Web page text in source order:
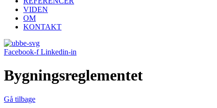
VIDEN
OM
KONTAKT
Facebook-f Linkedin-in
Bygningsreglementet
Gå tilbage